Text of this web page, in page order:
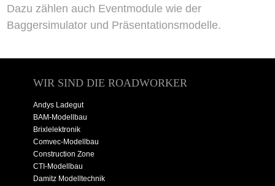
Dazu zählen auch Eventmodule wie der
Baggersimulator und Präsentationsmodelle.
WIR SIND DIE ROADWORKER
Andys Ladegut
BAM-Modellbau
Brixlelektronik
Comvec-Modellbau
Construction Zone
CTI-Modellbau
Damitz Modelltechnik